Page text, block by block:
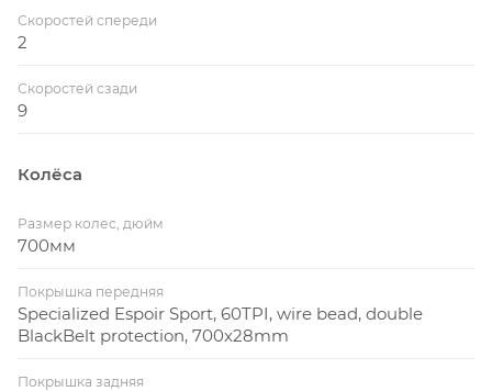
Скоростей спереди
2
Скоростей сзади
9
Колёса
Размер колес, дюйм
700мм
Покрышка передняя
Specialized Espoir Sport, 60TPI, wire bead, double
BlackBelt protection, 700x28mm
Покрышка задняя